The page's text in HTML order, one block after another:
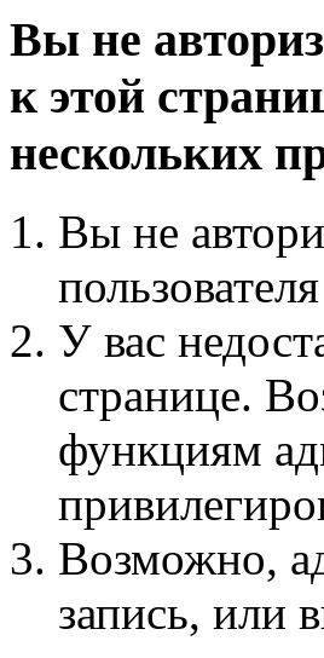
Вы не
к этой
нескольких
Вы не
У вас
странице.
функциям
Возможно,
запись, или